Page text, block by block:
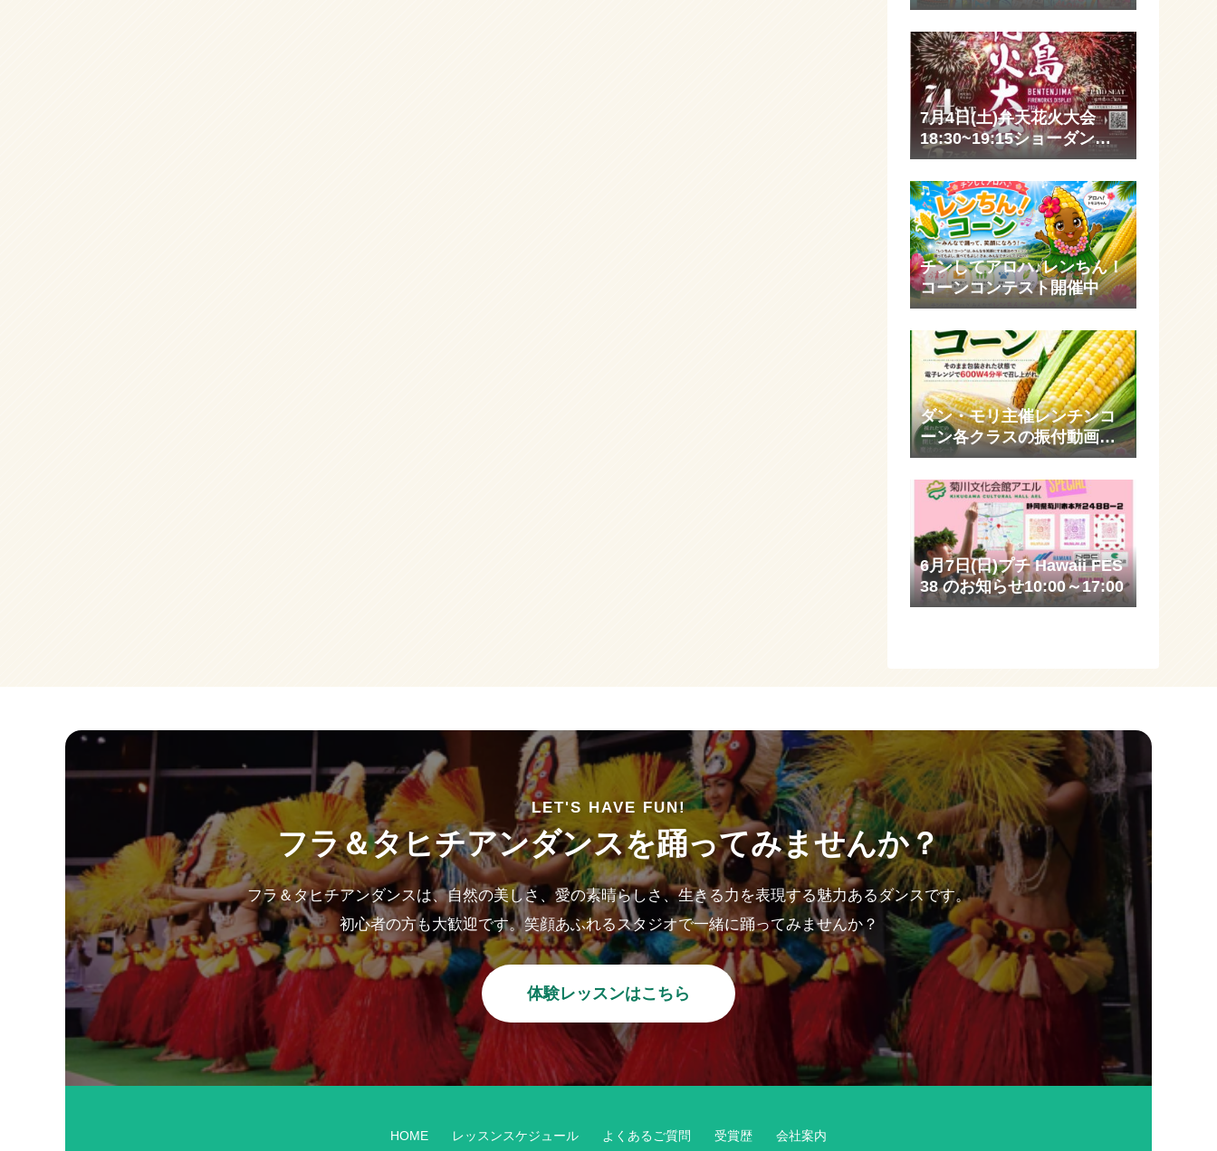
7月4日(土)弁天花火大会
18:30~19:15ショーダンサ
ー&ファイヤー部出演
チンしてアロハ♪レンちん！
コーンコンテスト開催中
ダン・モリ主催レンチンコ
ーン各クラスの振付動画公
開予定
6月7日(日)プチ Hawaii FES
38 のお知らせ10:00～17:00
LET'S HAVE FUN!
フラ＆タヒチアンダンスを踊ってみませんか？
フラ＆タヒチアンダンスは、自然の美しさ、愛の素晴らしさ、生きる力を表現する魅力あるダンスです。
初心者の方も大歓迎です。笑顔あふれるスタジオで一緒に踊ってみませんか？
体験レッスンはこちら
HOME レッスンスケジュール よくあるご質問 受賞歴 会社案内